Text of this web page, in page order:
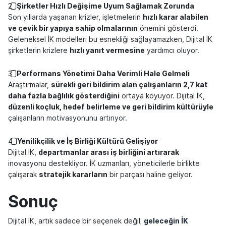
2️⃣Şirketler Hızlı Değişime Uyum Sağlamak Zorunda
Son yıllarda yaşanan krizler, işletmelerin hızlı karar alabilen
ve çevik bir yapıya sahip olmalarının önemini gösterdi.
Geleneksel İK modelleri bu esnekliği sağlayamazken, Dijital İK
şirketlerin krizlere hızlı yanıt vermesine yardımcı oluyor.
3️⃣Performans Yönetimi Daha Verimli Hale Gelmeli
Araştırmalar, sürekli geri bildirim alan çalışanların 2,7 kat
daha fazla bağlılık gösterdiğini ortaya koyuyor. Dijital İK,
düzenli koçluk, hedef belirleme ve geri bildirim kültürüyle
çalışanların motivasyonunu artırıyor.
4️⃣Yenilikçilik ve İş Birliği Kültürü Gelişiyor
Dijital İK, departmanlar arası iş birliğini artırarak
inovasyonu destekliyor. İK uzmanları, yöneticilerle birlikte
çalışarak stratejik kararların bir parçası haline geliyor.
Sonuç
Dijital İK, artık sadece bir seçenek değil; geleceğin İK